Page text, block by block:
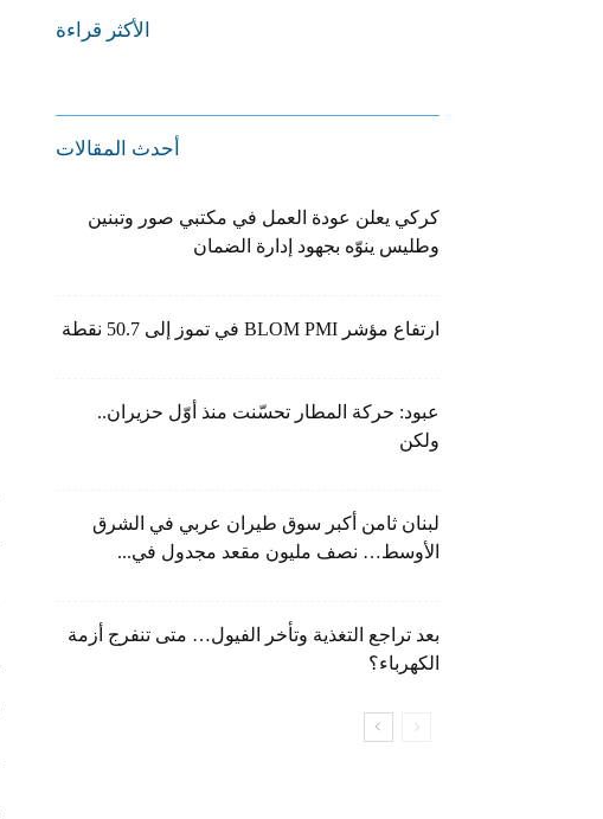
الأكثر قراءة
أحدث المقالات
كركي يعلن عودة العمل في مكتبي صور وتبنين
وطليس ينوّه بجهود إدارة الضمان
ارتفاع مؤشر BLOM PMI في تموز إلى 50.7 نقطة
عبود: حركة المطار تحسّنت منذ أوّل حزيران..
ولكن
لبنان ثامن أكبر سوق طيران عربي في الشرق
الأوسط… نصف مليون مقعد مجدول في...
بعد تراجع التغذية وتأخر الفيول… متى تنفرج أزمة
الكهرباء؟